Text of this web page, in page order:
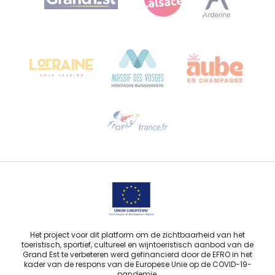
Bureau de Colmar (hoofdkantoor)
Stuur ons een e-mail
Het project voor dit platform om de zichtbaarheid van het
toeristisch, sportief, cultureel en wijntoeristisch aanbod van de
Grand Est te verbeteren werd gefinancierd door de EFRO in het
kader van de respons van de Europese Unie op de COVID-19-